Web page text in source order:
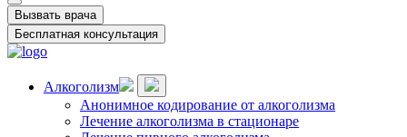
Вызвать врача
Бесплатная консультация
Алкоголизм
Анонимное кодирование от алкоголизма
Лечение алкоголизма в стационаре